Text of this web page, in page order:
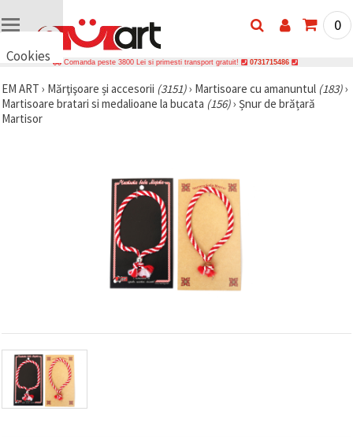
Cookies
vrem să vă
oferim
câteva
vizitele.
Puteți fi de
acord să
utilizați
toate
0
Comanda peste 3800 Lei si primesti transport gratuit! 0731715486
EM ART › Mărţişoare și accesorii (3151)› Martisoare cu amanuntul (183)›
Martisoare bratari si medalioane la bucata (156)› Șnur de brățară
Martisor